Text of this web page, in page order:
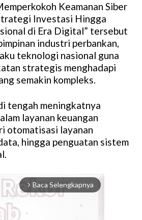
Keamanan Siber
Investasi Hingga
di Era Digital” tersebut
industri perbankan,
teknologi nasional guna
strategis menghadapi
semakin kompleks.
tengah meningkatnya
layanan keuangan
otomatisasi layanan
hingga penguatan sistem
arrow_forward_ios Baca Selengkapnya